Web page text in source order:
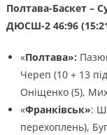
Полтава-Баскет –
ДЮСШ-2 46:96
«Полтава»:
Череп (10 + 13
Оніщенко (5),
«Франківськ»:
перехоплень),